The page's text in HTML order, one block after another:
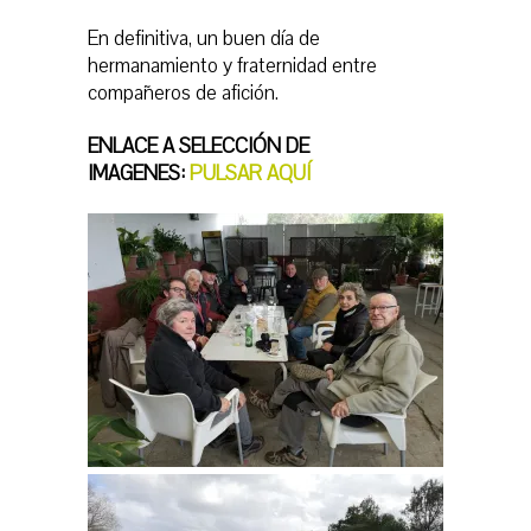
En definitiva, un buen día de
hermanamiento y fraternidad entre
compañeros de afición.
ENLACE A SELECCIÓN DE
IMAGENES:PULSAR AQUÍ